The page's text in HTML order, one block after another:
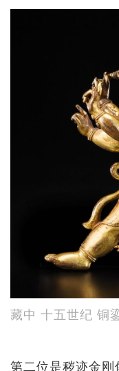
藏中 十五世纪 铜
第二位是秽迹金